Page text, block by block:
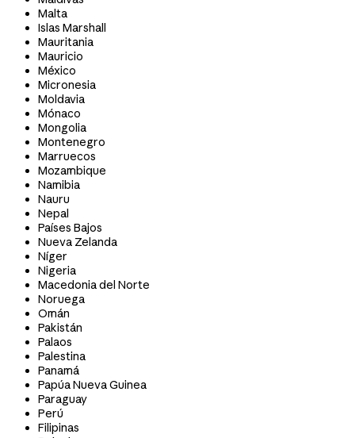
Malta
Islas Marshall
Mauritania
Mauricio
México
Micronesia
Moldavia
Mónaco
Mongolia
Montenegro
Marruecos
Mozambique
Namibia
Nauru
Nepal
Países Bajos
Nueva Zelanda
Níger
Nigeria
Macedonia del Norte
Noruega
Omán
Pakistán
Palaos
Palestina
Panamá
Papúa Nueva Guinea
Paraguay
Perú
Filipinas